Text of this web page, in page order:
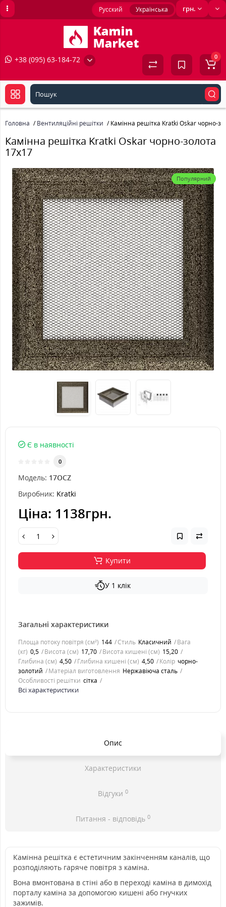
грн.
Русский Українська
+38 (095) 63-184-72 0
Головна Вентиляційні решітки Камінна решітка Kratki Oskar чорно-
Камінна решітка Kratki Oskar чорно-золота
17x17
Популярний
Є в наявності
0
Модель: 17OCZ
Виробник: Kratki
Ціна: 1138грн.
Купити
У 1 клік
Загальні характеристики
Площа потоку повітря (см²) 144 Стиль Класичний
Вага
(кг) 0,5 Висота (см) 17,70 Висота кишені (см) 15,20
Глибина (см) 4,50 Глибина кишені (см) 4,50 Колір чорно-
золотий
Матеріал виготовлення Нержавіюча сталь
Особливості решітки сітка
Всі характеристики
Опис
Характеристики
Відгуки 0
Питання - відповідь 0
Камінна решітка є естетичним закінченням каналів, що
розподіляють гаряче повітря з каміна.
Вона вмонтована в стіні або в переході каміна в димохід
порталу каміна за допомогою кишені або гнучких
зажимів.